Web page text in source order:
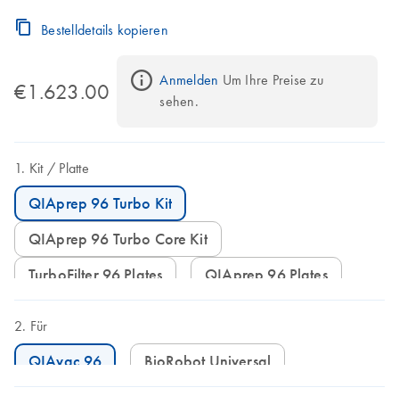
Bestelldetails kopieren
€1.623.00 Anmelden Um Ihre Preise zu
sehen.
Kit Platte
QIAprep 96 Turbo Kit
QIAprep 96 Turbo Core Kit
TurboFilter 96 Plates
QIAprep 96 Plates
Für
QIAvac 96 BioRobot Universal